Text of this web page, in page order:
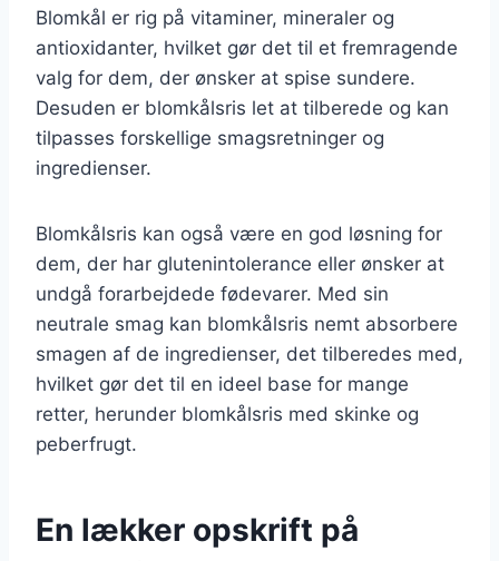
Blomkål er rig på vitaminer, mineraler og
antioxidanter, hvilket gør det til et fremragende
valg for dem, der ønsker at spise sundere.
Desuden er blomkålsris let at tilberede og kan
tilpasses forskellige smagsretninger og
ingredienser.
Blomkålsris kan også være en god løsning for
dem, der har glutenintolerance eller ønsker at
undgå forarbejdede fødevarer. Med sin
neutrale smag kan blomkålsris nemt absorbere
smagen af de ingredienser, det tilberedes med,
hvilket gør det til en ideel base for mange
retter, herunder blomkålsris med skinke og
peberfrugt.
En lækker opskrift på